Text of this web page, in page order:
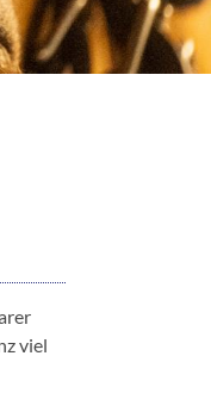
viel